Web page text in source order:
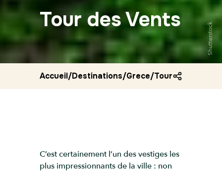
Tour des Vents
Shutterstock
Accueil/Destinations/Grece/Tour des vents
C’est certainement l’un des vestiges les
plus impressionnants de la ville : non